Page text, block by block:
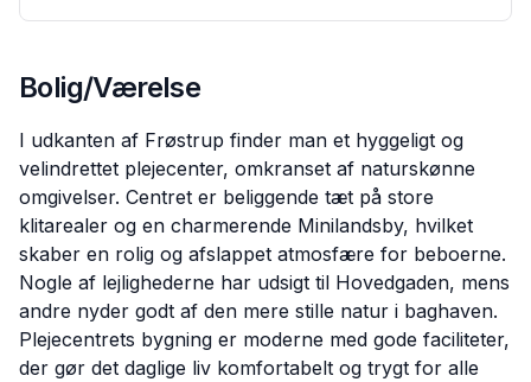
Bolig/Værelse
I udkanten af Frøstrup finder man et hyggeligt og
velindrettet plejecenter, omkranset af naturskønne
omgivelser. Centret er beliggende tæt på store
klitarealer og en charmerende Minilandsby, hvilket
skaber en rolig og afslappet atmosfære for beboerne.
Nogle af lejlighederne har udsigt til Hovedgaden, mens
andre nyder godt af den mere stille natur i baghaven.
Plejecentrets bygning er moderne med gode faciliteter,
der gør det daglige liv komfortabelt og trygt for alle